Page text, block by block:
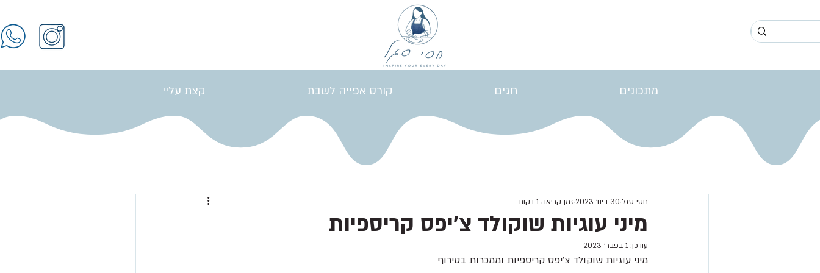
מתכונים חגים קורס אפייה לשבת קצת עליי
מיני עוגיות שוקולד צ’יפס קריספיות
חסי סגל 30 בינו׳ 2023 זמן קריאה 1 דקות
עודכן: 1 בפבר׳ 2023
מיני עוגיות שוקולד צ’יפס קריספיות וממכרות בטירוף